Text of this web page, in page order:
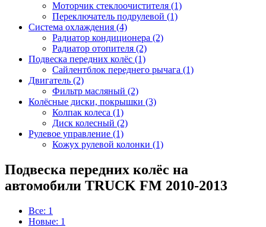
Моторчик стеклоочистителя (1)
Переключатель подрулевой (1)
Система охлаждения (4)
Радиатор кондиционера (2)
Радиатор отопителя (2)
Подвеска передних колёс (1)
Сайлентблок переднего рычага (1)
Двигатель (2)
Фильтр масляный (2)
Колёсные диски, покрышки (3)
Колпак колеса (1)
Диск колесный (2)
Рулевое управление (1)
Кожух рулевой колонки (1)
Подвеска передних колёс на
автомобили TRUCK FM 2010-2013
Все: 1
Новые: 1